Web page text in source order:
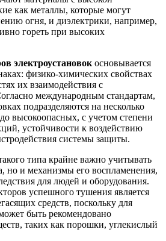
как металлы, которые могут
огня, и диэлектрики, например,
гореть при высоких
электроустановок основывается
физико-химических свойствах
их взаимодействия с
международным стандартам,
подразделяются на несколько
высокоопасных, с учетом степени
устойчивости к воздействию
системы защиты.
типа крайне важно учитывать
но и механизмы его воспламенения,
для людей и оборудования.
успешного тушения является
средств, поскольку для
быть рекомендовано
таких как порошки, углекислый